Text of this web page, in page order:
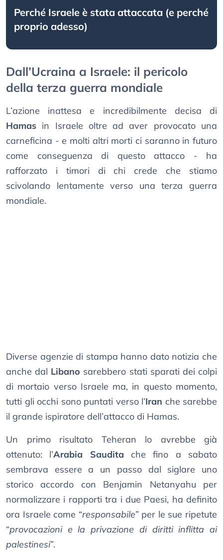
Perché Israele è stata attaccata (e perché
proprio adesso)
Dall’Ucraina a Israele: il pericolo
della terza guerra mondiale
L’azione inattesa e incredibilmente decisa di
Hamas in Israele oltre ad aver provocato una
carneficina - e molti altri morti ci saranno in futuro
come conseguenza di questo attacco - ha
rafforzato i timori di chi crede che stiamo
scivolando lentamente verso una terza guerra
mondiale.
Diverse agenzie di stampa hanno dato notizia che
anche dal Libano sarebbero stati sparati dei colpi
di mortaio verso Israele ma, in questo momento,
tutti gli occhi sono puntati verso l’Iran che sarebbe
il grande ispiratore dell’attacco di Hamas.
Un primo risultato Teheran lo avrebbe già
ottenuto: l’Arabia Saudita che fino a sabato
sembrava essere a un passo dal siglare uno
storico accordo con Benjamin Netanyahu per
normalizzare i rapporti tra i due Paesi, ha definito
ora Israele come “responsabile” per le sue ripetute
“provocazioni e la privazione di diritti inflitta ai
palestinesi”.